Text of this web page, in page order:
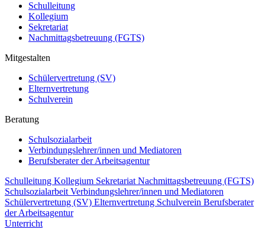
Schulleitung
Kollegium
Sekretariat
Nachmittagsbetreuung (FGTS)
Mitgestalten
Schülervertretung (SV)
Elternvertretung
Schulverein
Beratung
Schulsozialarbeit
Verbindungslehrer/innen und Mediatoren
Berufsberater der Arbeitsagentur
Schulleitung Kollegium Sekretariat Nachmittagsbetreuung (FGTS)
Schulsozialarbeit Verbindungslehrer/innen und Mediatoren
Schülervertretung (SV) Elternvertretung Schulverein Berufsberater
der Arbeitsagentur
Unterricht